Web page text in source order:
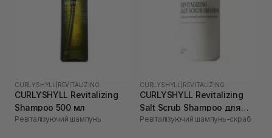
CURLYSHYLL REVITALIZING
CURLYSHYLL Revitalizing
Shampoo 500 мл
Ревіталізуючий шампунь
CURLYSHYLL REVITALIZING
CURLYSHYLL Revitalizing
Salt Scrub Shampoo для
ослабленої шкіри голови
Ревіталізуючий шампунь-скраб